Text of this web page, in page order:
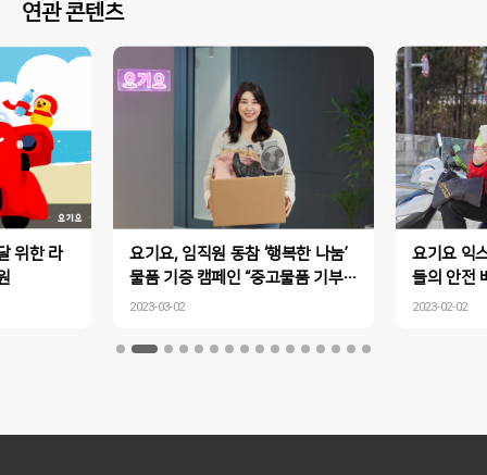
연관 콘텐츠
위한 라
요기요, 임직원 동참 ‘행복한 나눔’
물품 기증 캠페인 “중고물품 기부하
고 따뜻한 나눔 실천해요!”
2023-03-02
요기요 익
들의 안전
원… "따뜻한 커피 드시고 안전운
2023-02-02